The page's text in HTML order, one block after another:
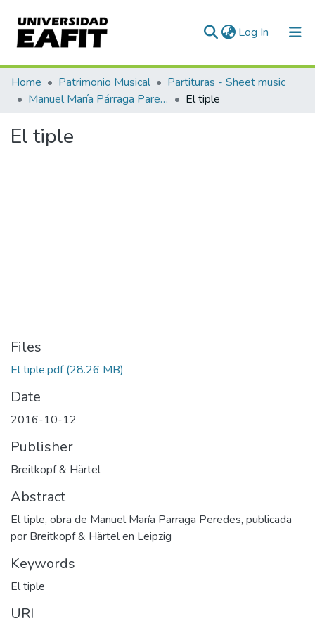
Log In (current)
Communities & Collections
All of DSpace
Statistics
Home Patrimonio Musical
Partituras - Sheet music
Manuel María Párraga Paredes
El tiple
El tiple
Files
El tiple.pdf(28.26 MB)
Date
2016-10-12
Publisher
Breitkopf & Härtel
Abstract
El tiple, obra de Manuel María Parraga Peredes, publicada
por Breitkopf & Härtel en Leipzig
Keywords
El tiple
URI